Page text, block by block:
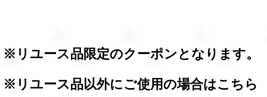
※リユース品限定のクーポンとなります。
※リユース品以外にご使用の場合はこちら